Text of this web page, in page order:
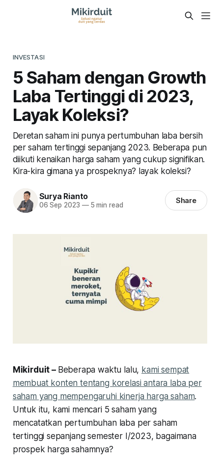
INVESTASI
5 Saham dengan Growth
Laba Tertinggi di 2023,
Layak Koleksi?
Deretan saham ini punya pertumbuhan laba bersih
per saham tertinggi sepanjang 2023. Beberapa pun
diikuti kenaikan harga saham yang cukup signifikan.
Kira-kira gimana ya prospeknya? layak koleksi?
Surya Rianto
06 Sep 2023 —5 min read Share
Mikirduit – Beberapa waktu lalu, kami sempat
membuat konten tentang korelasi antara laba per
saham yang mempengaruhi kinerja harga saham.
Untuk itu, kami mencari 5 saham yang
mencatatkan pertumbuhan laba per saham
tertinggi sepanjang semester I/2023, bagaimana
prospek harga sahamnya?